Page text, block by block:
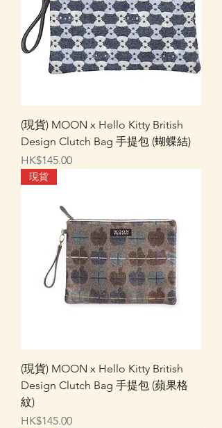
(現貨) MOON x Hello Kitty British
Design Clutch Bag 手提包 (蝴蝶結)
價格
HK$145.00
現貨
(現貨) MOON x Hello Kitty British
Design Clutch Bag 手提包 (蘋果格
紋)
價格
HK$145.00